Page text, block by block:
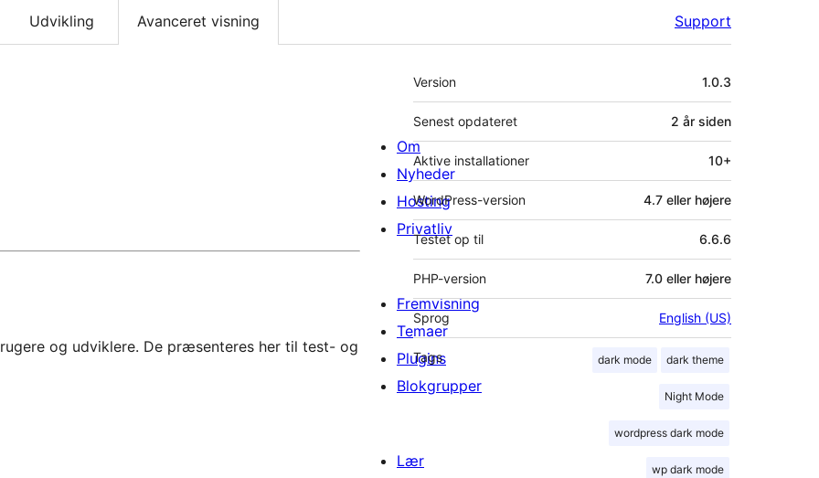
Udvikling Avanceret visning Support
og udviklere. De præsenteres her til test- og
Meta
Version 1.0.3
Senest opdateret 2 år siden
Aktive installationer 10+
WordPress-version 4.7 eller højere
Testet op til 6.6.6
PHP-version 7.0 eller højere
Sprog English (US)
Tags dark mode dark theme
Night Mode
wordpress dark mode
wp dark mode
Om
Nyheder
Hosting
Privatliv
Fremvisning
Temaer
Plugins
Blokgrupper
Lær